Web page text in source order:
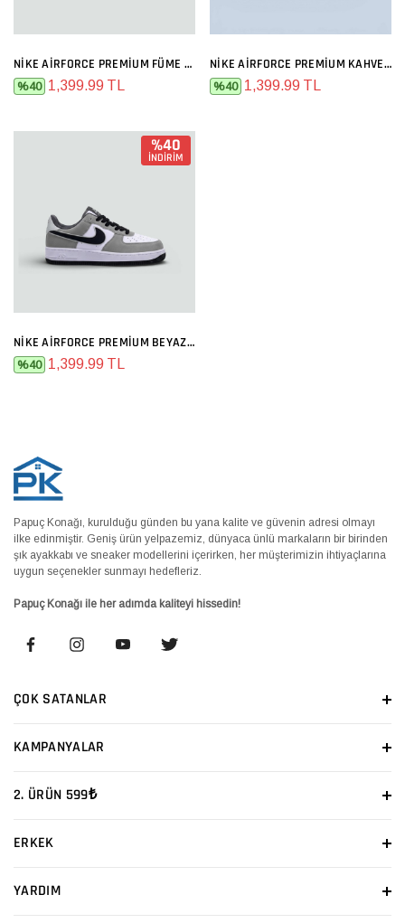
NIKE AIRFORCE PREMIUM FÜME GRI
%40 1,399.99 TL
NIKE AIRFORCE PREMIUM KAHVE HARDAL
%40 1,399.99 TL
%40
İNDİRİM
NIKE AIRFORCE PREMIUM BEYAZ GRI SIYAH
%40 1,399.99 TL
Papuç Konağı, kurulduğu günden bu yana kalite ve güvenin adresi olmayı
ilke edinmiştir. Geniş ürün yelpazemiz, dünyaca ünlü markaların bir birinden
şık ayakkabı ve sneaker modellerini içerirken, her müşterimizin ihtiyaçlarına
uygun seçenekler sunmayı hedefleriz.
Papuç Konağı ile her adımda kaliteyi hissedin!
ÇOK SATANLAR
KAMPANYALAR
2. ÜRÜN 599₺
ERKEK
YARDIM